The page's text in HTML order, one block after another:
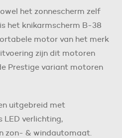
het zonnescherm zelf
het knikarmscherm B-38
motor van het merk
zijn dit motoren
Prestige variant motoren
uitgebreid met
LED verlichting,
zon- & windautomaat.